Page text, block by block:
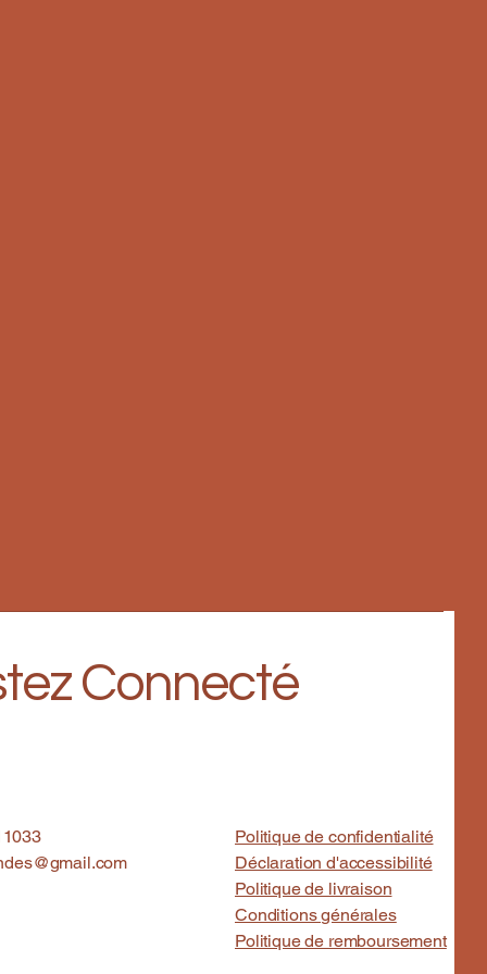
Connecté
Politique de confidentialité
Déclaration d'accessibilité
Politique de livraison
Conditions générales
Politique de remboursement